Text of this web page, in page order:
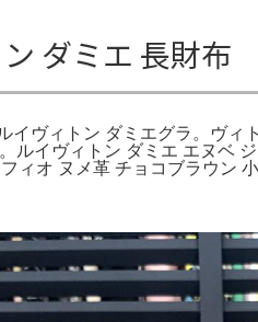
ダミエ 長財布
ヴィトン ダミエグラ。ヴィ
ルイヴィトン ダミエ エヌベ
ィオ ヌメ革 チョコブラウン 小